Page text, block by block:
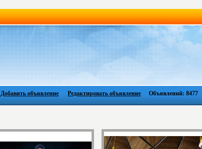
Добавить объявление Редактировать объявление Объявлений: 8477